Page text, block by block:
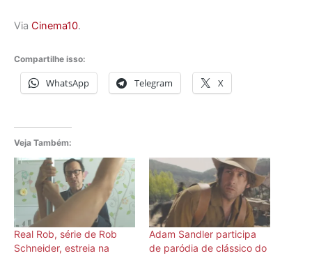
Via Cinema10.
Compartilhe isso:
WhatsApp Telegram X
Veja Também:
Real Rob, série de Rob
Schneider, estreia na
Adam Sandler participa
de paródia de clássico do